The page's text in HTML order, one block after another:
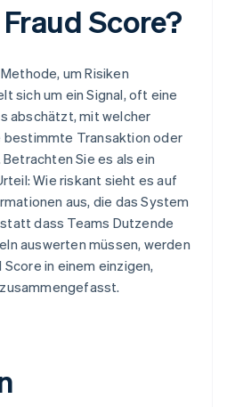
Score?
um Risiken
sich um ein Signal, oft eine
abschätzt, mit welcher
bestimmte Transaktion oder
Sie es als ein
Wie riskant sieht es auf
aus, die das System
dass Teams Dutzende
auswerten müssen, werden
in einem einzigen,